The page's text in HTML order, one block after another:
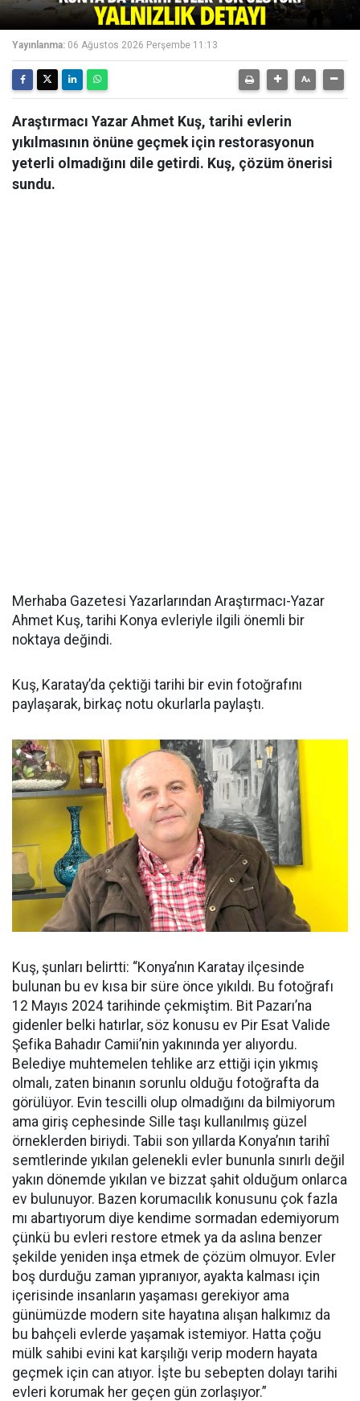
Yayınlanma: 06 Ağustos 2026 Perşembe 11:13
Araştırmacı Yazar Ahmet Kuş, tarihi evlerin
yıkılmasının önüne geçmek için restorasyonun
yeterli olmadığını dile getirdi. Kuş, çözüm önerisi
sundu.
Merhaba Gazetesi Yazarlarından Araştırmacı-Yazar
Ahmet Kuş, tarihi Konya evleriyle ilgili önemli bir
noktaya değindi.
Kuş, Karatay’da çektiği tarihi bir evin fotoğrafını
paylaşarak, birkaç notu okurlarla paylaştı.
Kuş, şunları belirtti: “Konya’nın Karatay ilçesinde
bulunan bu ev kısa bir süre önce yıkıldı. Bu fotoğrafı
12 Mayıs 2024 tarihinde çekmiştim. Bit Pazarı’na
gidenler belki hatırlar, söz konusu ev Pir Esat Valide
Şefika Bahadır Camii’nin yakınında yer alıyordu.
Belediye muhtemelen tehlike arz ettiği için yıkmış
olmalı, zaten binanın sorunlu olduğu fotoğrafta da
görülüyor. Evin tescilli olup olmadığını da bilmiyorum
ama giriş cephesinde Sille taşı kullanılmış güzel
örneklerden biriydi. Tabii son yıllarda Konya’nın tarihî
semtlerinde yıkılan gelenekli evler bununla sınırlı değil
yakın dönemde yıkılan ve bizzat şahit olduğum onlarca
ev bulunuyor. Bazen korumacılık konusunu çok fazla
mı abartıyorum diye kendime sormadan edemiyorum
çünkü bu evleri restore etmek ya da aslına benzer
şekilde yeniden inşa etmek de çözüm olmuyor. Evler
boş durduğu zaman yıpranıyor, ayakta kalması için
içerisinde insanların yaşaması gerekiyor ama
günümüzde modern site hayatına alışan halkımız da
bu bahçeli evlerde yaşamak istemiyor. Hatta çoğu
mülk sahibi evini kat karşılığı verip modern hayata
geçmek için can atıyor. İşte bu sebepten dolayı tarihi
evleri korumak her geçen gün zorlaşıyor.”